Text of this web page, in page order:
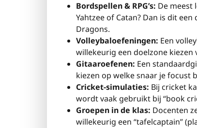
Bordspellen & RPG’s: De meest
Yahtzee of Catan? Dan is dit
Dragons.
Volleybaloefeningen: Een
willekeurig een doelzone kiezen
Gitaaroefenen: Een
kiezen op welke snaar je focust
Cricket-simulaties: Bij cricket
wordt vaak gebruikt bij “book
Groepen in de klas: Docenten
willekeurig een “tafelcaptain”